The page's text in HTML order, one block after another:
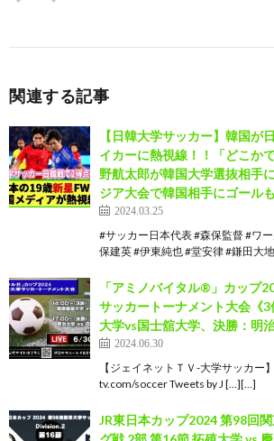
関連する記事
【日韓大学サッカー】韓国が
イカーに熱視線！！「どこか
野航太郎が韓国大学選抜相手
ジア大会で韓国相手にゴールも
2024.03.25
#サッカー日本代表 #森保監督 #ワ
保建英 #伊東純也 #堂安律 #鎌田大
「アミノバイタル®」カップ
サッカートーナメント大会《
大学vs国士舘大学、決勝：明
2024.06.30
【ジェイネットＴＶ-大学サッカー
tv.com/soccer Tweets by J […][…]
JR東日本カップ2024 第98回